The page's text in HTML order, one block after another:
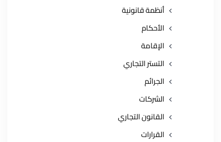
أنظمة قانونية
الأحكام
الإقامة
التستر التجاري
الجرائم
الشركات
القانون التجاري
القرارات